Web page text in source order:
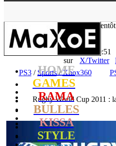
HOME
GAMES
RAMA
BULLES
KISSA
STYLE
démo
- 21.07.11, 19:51
sur
X/Twitter
PS3/ Sports/Xbox360
Rugby World Cup 2011 :